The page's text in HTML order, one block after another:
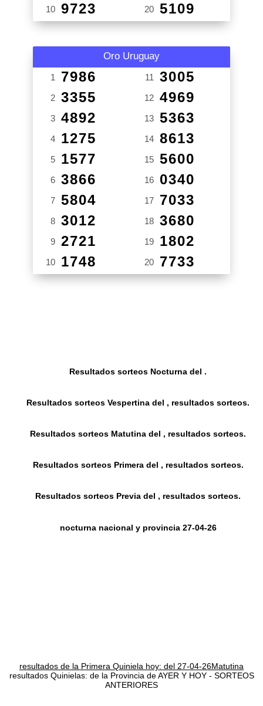
10 9723 20 5109
Oro Uruguay
1 7986
2 3355
3 4892
4 1275
5 1577
6 3866
7 5804
8 3012
9 2721
10 1748
11 3005
12 4969
13 5363
14 8613
15 5600
16 0340
17 7033
18 3680
19 1802
20 7733
Resultados sorteos Nocturna del .
Resultados sorteos Vespertina del , resultados sorteos.
Resultados sorteos Matutina del , resultados sorteos.
Resultados sorteos Primera del , resultados sorteos.
Resultados sorteos Previa del , resultados sorteos.
nocturna nacional y provincia 27-04-26
resultados de la Primera Quiniela hoy: del 27-04-26Matutina
resultados Quinielas: de la Provincia de AYER Y HOY - SORTEOS
ANTERIORES